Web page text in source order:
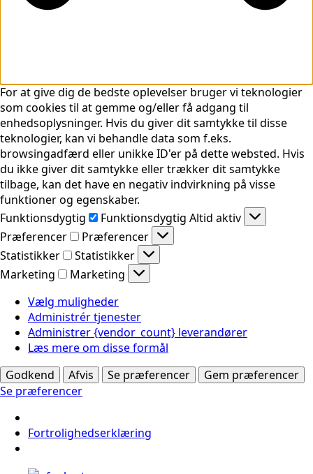
For at give dig de bedste oplevelser bruger vi teknologier
som cookies til at gemme og/eller få adgang til
enhedsoplysninger. Hvis du giver dit samtykke til disse
teknologier, kan vi behandle data som f.eks.
browsingadfærd eller unikke ID'er på dette websted. Hvis
du ikke giver dit samtykke eller trækker dit samtykke
tilbage, kan det have en negativ indvirkning på visse
funktioner og egenskaber.
Funktionsdygtig
Funktionsdygtig Altid aktiv
Præferencer
Præferencer
Statistikker
Statistikker
Marketing
Marketing
Vælg muligheder
Administrér tjenester
Administrer {vendor_count} leverandører
Læs mere om disse formål
Godkend
Afvis Se præferencer
Gem præferencer
Se præferencer
Fortrolighedserklæring